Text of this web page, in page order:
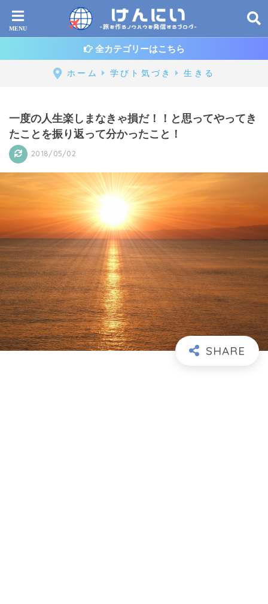
全カテゴリーはこちら
ホーム 学びト気づき 生きる
一度の人生楽しまなきゃ損だ！！と思ってやってき
たことを振り返って分かったこと！
2018/05/02